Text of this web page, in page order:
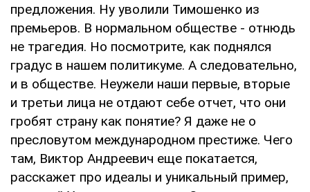
предложения. Ну уволили Тимошенко из
премьеров. В нормальном обществе - отнюдь
не трагедия. Но посмотрите, как поднялся
градус в нашем политикуме. А следовательно,
и в обществе. Неужели наши первые, вторые
и третьи лица не отдают себе отчет, что они
гробят страну как понятие? Я даже не о
пресловутом международном престиже. Чего
там, Виктор Андреевич еще покатается,
расскажет про идеалы и уникальный пример,